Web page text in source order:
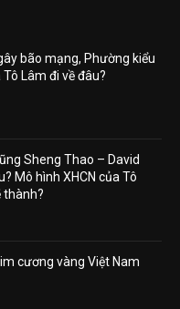
bão mạng, Phường kiểu
Lâm đi về đâu?
Sheng Thao – David
Mô hình XHCN của Tô
thành?
cương vàng Việt Nam